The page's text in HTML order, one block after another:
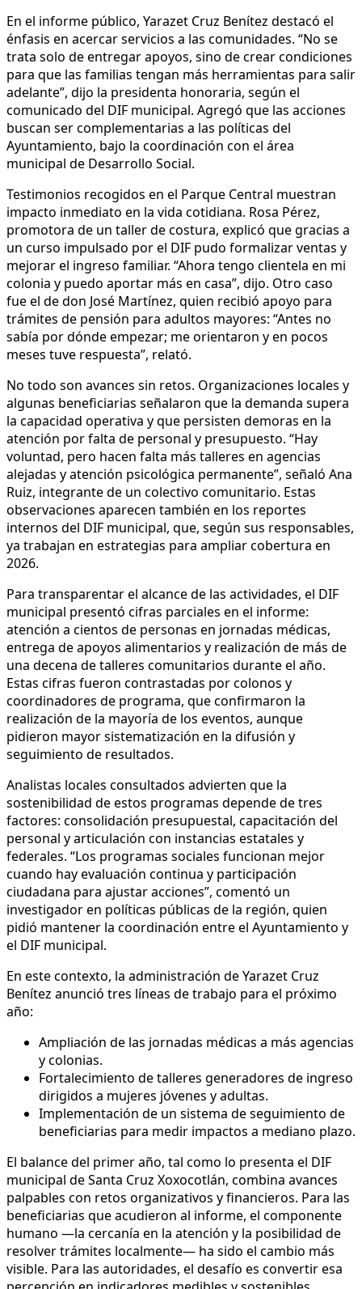
En el informe público, Yarazet Cruz Benítez destacó el
énfasis en acercar servicios a las comunidades. “No se
trata solo de entregar apoyos, sino de crear condiciones
para que las familias tengan más herramientas para salir
adelante”, dijo la presidenta honoraria, según el
comunicado del DIF municipal. Agregó que las acciones
buscan ser complementarias a las políticas del
Ayuntamiento, bajo la coordinación con el área
municipal de Desarrollo Social.
Testimonios recogidos en el Parque Central muestran
impacto inmediato en la vida cotidiana. Rosa Pérez,
promotora de un taller de costura, explicó que gracias a
un curso impulsado por el DIF pudo formalizar ventas y
mejorar el ingreso familiar. “Ahora tengo clientela en mi
colonia y puedo aportar más en casa”, dijo. Otro caso
fue el de don José Martínez, quien recibió apoyo para
trámites de pensión para adultos mayores: “Antes no
sabía por dónde empezar; me orientaron y en pocos
meses tuve respuesta”, relató.
No todo son avances sin retos. Organizaciones locales y
algunas beneficiarias señalaron que la demanda supera
la capacidad operativa y que persisten demoras en la
atención por falta de personal y presupuesto. “Hay
voluntad, pero hacen falta más talleres en agencias
alejadas y atención psicológica permanente”, señaló Ana
Ruiz, integrante de un colectivo comunitario. Estas
observaciones aparecen también en los reportes
internos del DIF municipal, que, según sus responsables,
ya trabajan en estrategias para ampliar cobertura en
2026.
Para transparentar el alcance de las actividades, el DIF
municipal presentó cifras parciales en el informe:
atención a cientos de personas en jornadas médicas,
entrega de apoyos alimentarios y realización de más de
una decena de talleres comunitarios durante el año.
Estas cifras fueron contrastadas por colonos y
coordinadores de programa, que confirmaron la
realización de la mayoría de los eventos, aunque
pidieron mayor sistematización en la difusión y
seguimiento de resultados.
Analistas locales consultados advierten que la
sostenibilidad de estos programas depende de tres
factores: consolidación presupuestal, capacitación del
personal y articulación con instancias estatales y
federales. “Los programas sociales funcionan mejor
cuando hay evaluación continua y participación
ciudadana para ajustar acciones”, comentó un
investigador en políticas públicas de la región, quien
pidió mantener la coordinación entre el Ayuntamiento y
el DIF municipal.
En este contexto, la administración de Yarazet Cruz
Benítez anunció tres líneas de trabajo para el próximo
año:
Ampliación de las jornadas médicas a más agencias
y colonias.
Fortalecimiento de talleres generadores de ingreso
dirigidos a mujeres jóvenes y adultas.
Implementación de un sistema de seguimiento de
beneficiarias para medir impactos a mediano plazo.
El balance del primer año, tal como lo presenta el DIF
municipal de Santa Cruz Xoxocotlán, combina avances
palpables con retos organizativos y financieros. Para las
beneficiarias que acudieron al informe, el componente
humano —la cercanía en la atención y la posibilidad de
resolver trámites localmente— ha sido el cambio más
visible. Para las autoridades, el desafío es convertir esa